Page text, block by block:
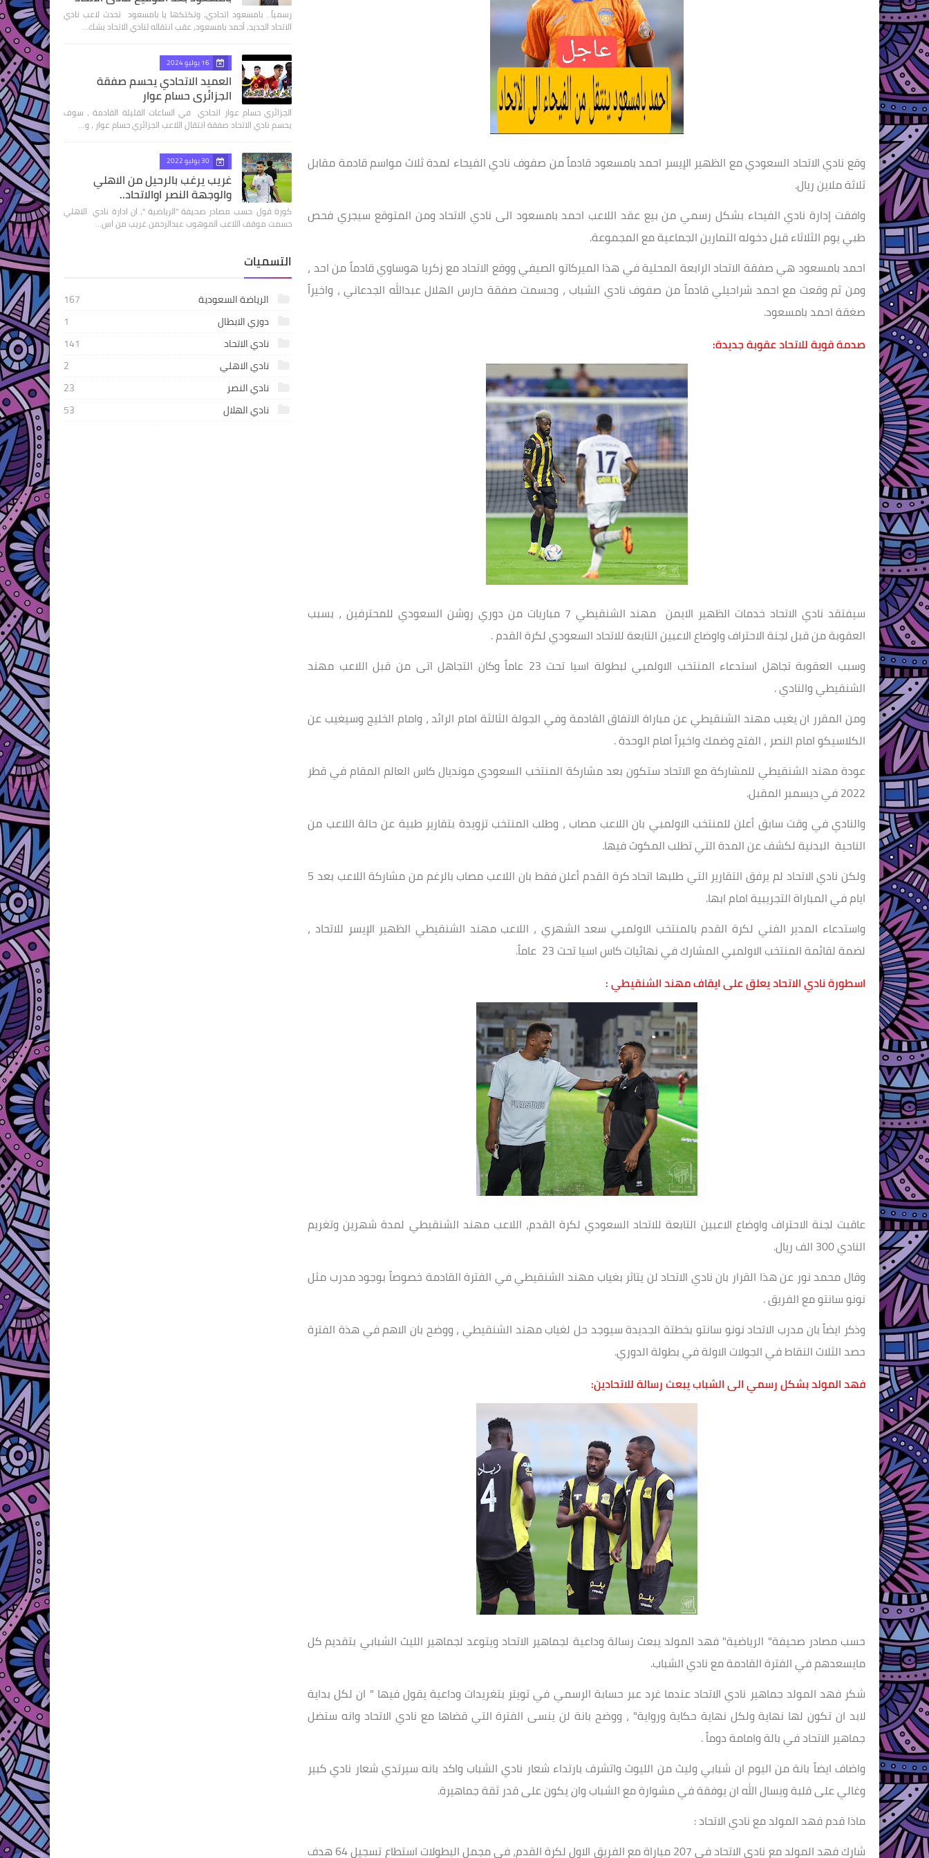
وقع نادي الاتحاد السعودي مع الظهير الإيسر احمد بامسعود قادماً من صفوف نادي الفيحاء لمدة ثلاث مواسم قادمة مقابل
ثلاثة ملاين ريال.
وافقت إدارة نادي الفيحاء بشكل رسمي من بيع عقد اللاعب احمد بامسعود الى نادي الاتحاد ومن المتوقع سيجري فحص
طبي يوم الثلاثاء قبل دخوله التمارين الجماعية مع المجموعة.
احمد بامسعود هي صفقة الاتحاد الرابعة المحلية في هذا الميركاتو الصيفي ووقع الاتحاد مع زكريا هوساوي قادماً من احد ،
ومن ثم وقعت مع احمد شراحيلي قادماً من صفوف نادي الشباب ، وحسمت صفقة حارس الهلال عبدالله الجدعاني ، واخيراً
صغقة احمد بامسعود.
صدمة قوية للاتحاد عقوبة جديدة:
سيفتقد نادي الاتحاد خدمات الظهير الايمن مهند الشنقيطي 7 مباريات من دوري روشن السعودي للمحترفين ، بسبب
العقوبة من قبل لجنة الاحتراف واوضاع الاعبين التابعة للاتحاد السعودي لكرة القدم .
وسبب العقوبة تجاهل استدعاء المنتخب الاولمبي لبطولة اسيا تحت 23 عاماً وكان التجاهل اتى من قبل اللاعب مهند
الشنقيطي والنادي .
ومن المقرر ان يغيب مهند الشنقيطي عن مباراة الاتفاق القادمة وفي الجولة الثالثة امام الرائد ، وامام الخليج وسيغيب عن
الكلاسيكو امام النصر ، الفتح وضمك واخيراً امام الوحدة .
عودة مهند الشنقيطي للمشاركة مع الاتحاد ستكون بعد مشاركة المنتخب السعودي مونديال كاس العالم المقام في قطر
2022 في ديسمبر المقبل.
والنادي في وقت سابق أعلن للمنتخب الاولمبي بان اللاعب مصاب ، وطلب المنتخب تزويدة بتقارير طبية عن حالة اللاعب من
الناحية البدنية لكشف عن المدة التي تطلب المكوث فيها.
ولكن نادي الاتحاد لم يرفق التقارير التي طلبها اتحاد كرة القدم أعلن فقط بان اللاعب مصاب بالرغم من مشاركة اللاعب بعد 5
ايام في المباراة التجريبية امام ابها.
واستدعاء المدير الفني لكرة القدم بالمنتخب الاولمبي سعد الشهري ، اللاعب مهند الشنقيطي الظهير الإيسر للاتحاد ،
لضمة لقائمة المنتخب الاولمبي المشارك في نهائيات كاس اسيا تحت 23 عاماً.
اسطورة نادي الاتحاد يعلق على ايقاف مهند الشنقيطي :
عاقبت لجنة الاحتراف واوضاع الاعبين التابعة للاتحاد السعودي لكرة القدم، اللاعب مهند الشنقيطي لمدة شهرين وتغريم
النادي 300 الف ريال.
وقال محمد نور عن هذا القرار بان نادي الاتحاد لن يتاثر بغياب مهند الشنقيطي في الفترة القادمة خصوصاً بوجود مدرب مثل
نونو سانتو مع الفريق .
وذكر ايضاً بان مدرب الاتحاد نونو سانتو بخطتة الجديدة سيوجد حل لغياب مهند الشنقيطي ، ووضح بان الاهم في هذة الفترة
حصد الثلاث النقاط في الجولات الاولة في بطولة الدوري.
فهد المولد بشكل رسمي الى الشباب يبعث رسالة للاتحادين:
حسب مصادر صحيفة" الرياضية" فهد المولد يبعث رسالة وداعية لجماهير الاتحاد ويتوعد لجماهير الليث الشبابي بتقديم كل
مايسعدهم في الفترة القادمة مع نادي الشباب.
شكر فهد المولد جماهير نادي الاتحاد عندما غرد عبر حسابة الرسمي في تويتر بتغريدات وداعية يقول فيها " ان لكل بداية
لابد ان تكون لها نهاية ولكل نهاية حكاية ورواية" ، ووضح بانة لن ينسى الفترة التي قضاها مع نادي الاتحاد وانه ستضل
جماهير الاتحاد في بالة وامامة دوماً .
واضاف ايضاً بانة من اليوم ان شبابي وليث من الليوث واتشرف بارتداء شعار نادي الشباب واكد بانه سيرتدي شعار نادي كبير
وغالي على قلبة ويسال الله ان يوفقة في مشوارة مع الشباب وان يكون على قدر ثقة جماهيرة.
ماذا قدم فهد المولد مع نادي الاتحاد :
شارك فهد المولد مع نادي الاتحاد في 207 مباراة مع الفريق الاول لكرة القدم، في مجمل البطولات استطاع تسجيل 64 هدف
رسمياً.. بامسعود اتحادي، وتكتكها يا بامسعود تحدث لاعب نادي
الاتحاد الجديد، أحمد بامسعود، عقب انتقاله لنادي الاتحاد بشك…
16 يوليو 2024
العميد الاتحادي يحسم صفقة
الجزائري حسام عوار
الجزائري حسام عوار اتحادي في الساعات القليلة القادمة ، سوف
يحسم نادي الاتحاد صفقة انتقال اللاعب الجزائري حسام عوار ، و…
30 يوليو 2022
غريب يرغب بالرحيل من الاهلي
والوجهة النصر اوالاتحاد..
كورة قول :حسب مصادر صحيفة "الرياضية "، ان ادارة نادي الاهلي
حسمت موقف اللاعب الموهوب عبدالرحمن غريب من اس…
التسميات
الرياضة السعودية
167
دوري الابطال
1
نادي الاتحاد
141
نادي الاهلي
2
نادي النصر
23
نادي الهلال
53